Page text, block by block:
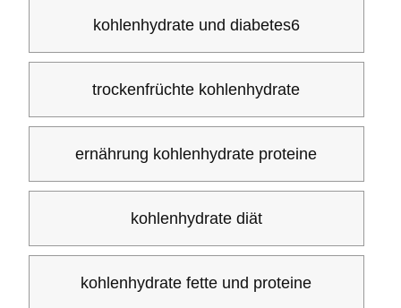
kohlenhydrate und diabetes6
trockenfrüchte kohlenhydrate
ernährung kohlenhydrate proteine
kohlenhydrate diät
kohlenhydrate fette und proteine